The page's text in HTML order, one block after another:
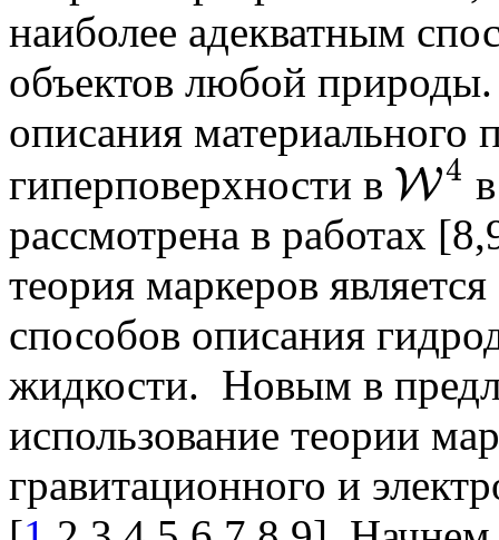
наиболее адекватным
объектов любой
описания материального
гиперповерхности в W4
W4
рассмотрена в работах
теория маркеров
способов описания
жидкости. Новым в
использование теории
гравитационного и